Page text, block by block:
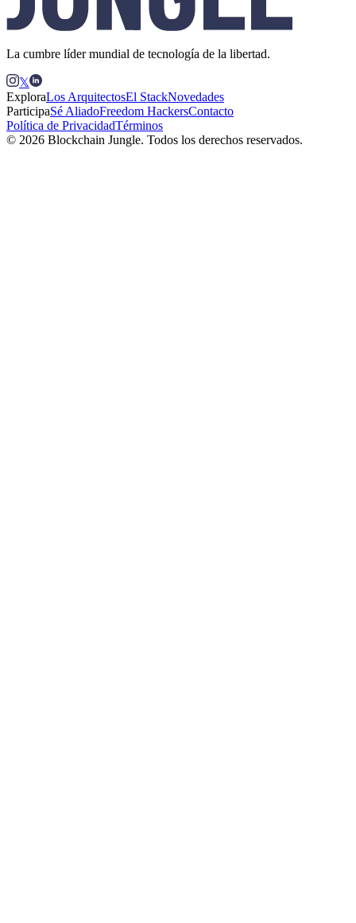
La cumbre líder mundial de tecnología de la libertad.
𝕏
ExploraLos ArquitectosEl StackNovedades
ParticipaSé AliadoFreedom HackersContacto
Política de PrivacidadTérminos
© 2026 Blockchain Jungle. Todos los derechos reservados.